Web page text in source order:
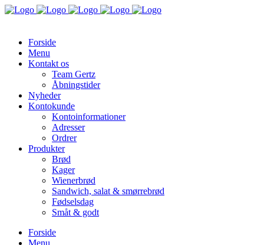
Forside
Menu
Kontakt os
Team Gertz
Åbningstider
Nyheder
Kontokunde
Kontoinformationer
Adresser
Ordrer
Produkter
Brød
Kager
Wienerbrød
Sandwich, salat & smørrebrød
Fødselsdag
Småt & godt
Forside
Menu